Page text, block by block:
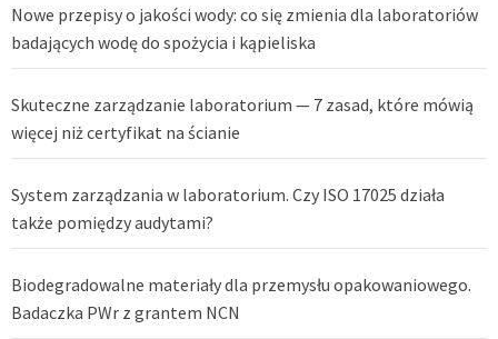
Nowe przepisy o jakości wody: co się zmienia dla laboratoriów
badających wodę do spożycia i kąpieliska
Skuteczne zarządzanie laboratorium — 7 zasad, które mówią
więcej niż certyfikat na ścianie
System zarządzania w laboratorium. Czy ISO 17025 działa
także pomiędzy audytami?
Biodegradowalne materiały dla przemysłu opakowaniowego.
Badaczka PWr z grantem NCN